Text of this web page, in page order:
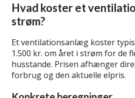
Hvad koster et
strøm?
Et ventilationsanlæg koster
1.500 kr. om året i strøm for de
husstande. Prisen afhænger
forbrug og den aktuelle elpris.